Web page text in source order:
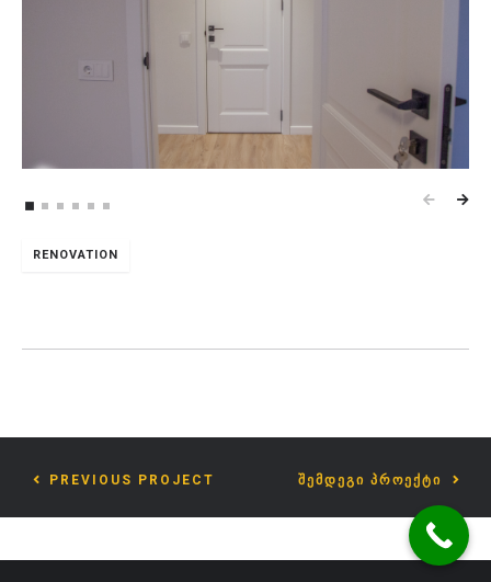
RENOVATION
PREVIOUS PROJECT ᲨᲔᲛᲓᲔᲒᲘ ᲞᲠᲝᲔᲥᲢᲘ